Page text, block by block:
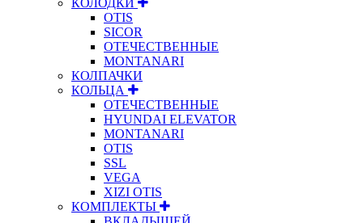
OTIS
SICOR
ОТЕЧЕСТВЕННЫЕ
MONTANARI
КОЛПАЧКИ
КОЛЬЦА
ОТЕЧЕСТВЕННЫЕ
HYUNDAI ELEVATOR
MONTANARI
OTIS
SSL
VEGA
XIZI OTIS
КОМПЛЕКТЫ